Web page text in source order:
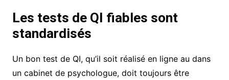
Les tests de QI fiables sont
standardisés
Un bon test de QI, qu’il soit réalisé en ligne au dans
un cabinet de psychologue, doit toujours être